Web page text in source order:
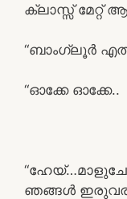
ക്ലാസ്സ്‌ മേറ്റ്‌
“ബാംഗ്ലൂർ
“ഓക്കേ ഓക്കേ..
ഞങ്ങൾ